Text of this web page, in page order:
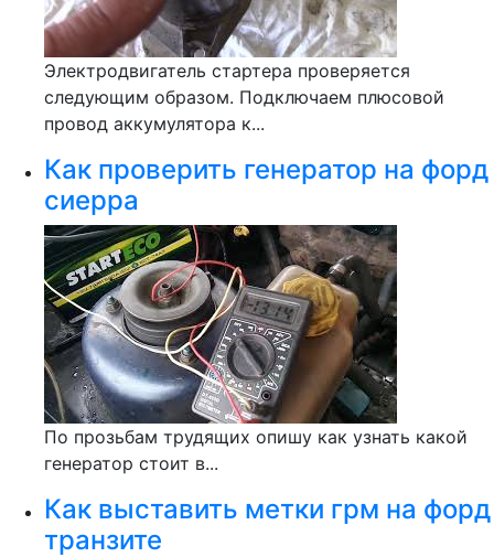
Электродвигатель стартера проверяется
следующим образом. Подключаем плюсовой
провод аккумулятора к...
Как проверить генератор на форд
сиерра
По прозьбам трудящих опишу как узнать какой
генератор стоит в...
Как выставить метки грм на форд
транзите